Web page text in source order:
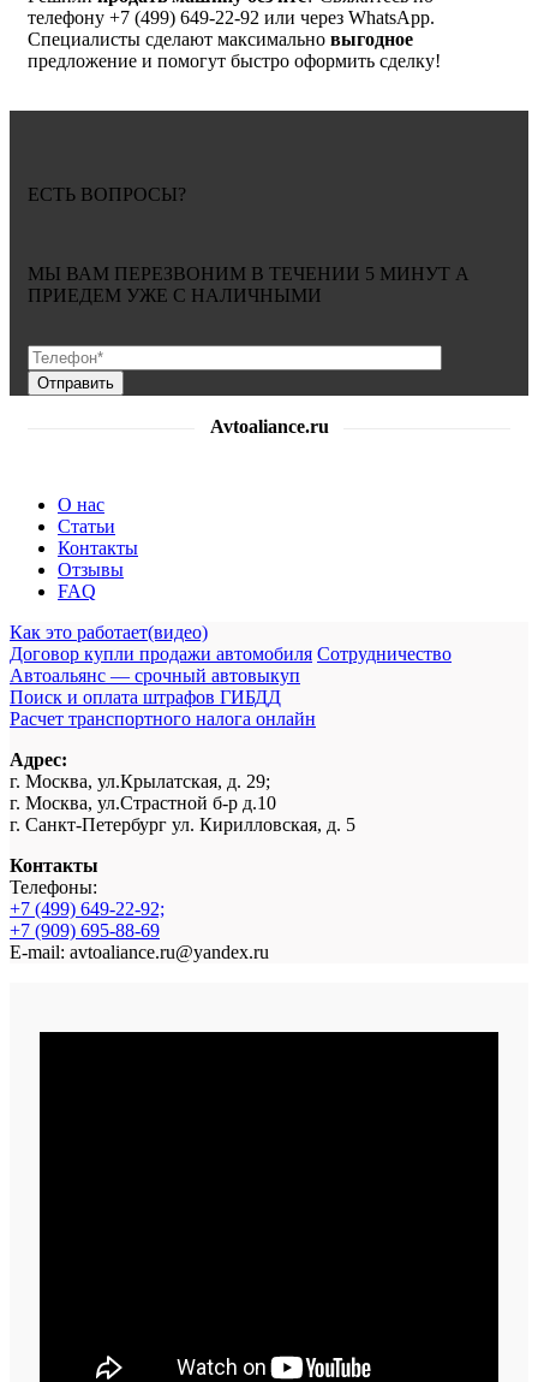
телефону +7 (499) 649-22-92 или через WhatsApp.
Специалисты сделают максимально выгодное
предложение и помогут быстро оформить сделку!
ЕСТЬ ВОПРОСЫ?
МЫ ВАМ ПЕРЕЗВОНИМ В ТЕЧЕНИИ 5 МИНУТ А
ПРИЕДЕМ УЖЕ С НАЛИЧНЫМИ
Avtoaliance.ru
О нас
Статьи
Контакты
Отзывы
FAQ
Как это работает(видео)
Договор купли продажи автомобиля Сотрудничество
Автоальянс — срочный автовыкуп
Поиск и оплата штрафов ГИБДД
Расчет транспортного налога онлайн
Адрес:
г. Москва, ул.Крылатская, д. 29;
г. Москва, ул.Страстной б-р д.10
г. Санкт-Петербург ул. Кирилловская, д. 5
Контакты
Телефоны:
+7 (499) 649-22-92;
+7 (909) 695-88-69
E-mail: avtoaliance.ru@yandex.ru